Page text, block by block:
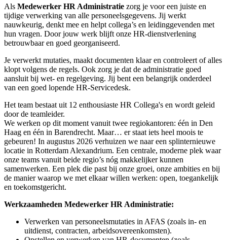
Als Medewerker HR Administratie zorg je voor een juiste en
tijdige verwerking van alle personeelsgegevens. Jij werkt
nauwkeurig, denkt mee en helpt collega’s en leidinggevenden met
hun vragen. Door jouw werk blijft onze HR‑dienstverlening
betrouwbaar en goed georganiseerd.
Je verwerkt mutaties, maakt documenten klaar en controleert of alles
klopt volgens de regels. Ook zorg je dat de administratie goed
aansluit bij wet‑ en regelgeving. Jij bent een belangrijk onderdeel
van een goed lopende HR‑Servicedesk.
Het team bestaat uit 12 enthousiaste HR Collega's en wordt geleid
door de teamleider.
We werken op dit moment vanuit twee regiokantoren: één in Den
Haag en één in Barendrecht. Maar… er staat iets heel moois te
gebeuren! In augustus 2026 verhuizen we naar een splinternieuwe
locatie in Rotterdam Alexandrium. Een centrale, moderne plek waar
onze teams vanuit beide regio’s nóg makkelijker kunnen
samenwerken. Een plek die past bij onze groei, onze ambities en bij
de manier waarop we met elkaar willen werken: open, toegankelijk
en toekomstgericht.
Werkzaamheden Medewerker HR Administratie:
Verwerken van personeelsmutaties in AFAS (zoals in- en
uitdienst, contracten, arbeidsovereenkomsten).